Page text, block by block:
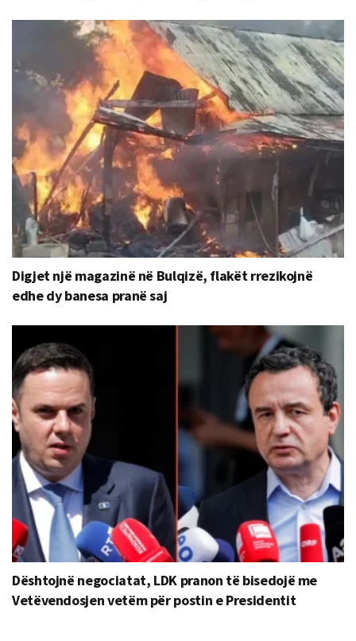
Digjet një magazinë në Bulqizë, flakët rrezikojnë
edhe dy banesa pranë saj
Dështojnë negociatat, LDK pranon të bisedojë me
Vetëvendosjen vetëm për postin e Presidentit